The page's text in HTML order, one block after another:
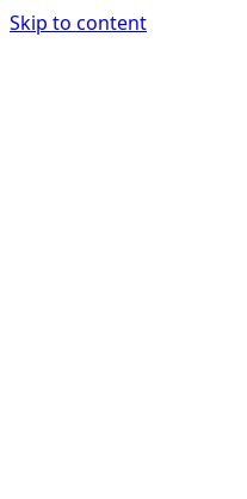
Skip to content